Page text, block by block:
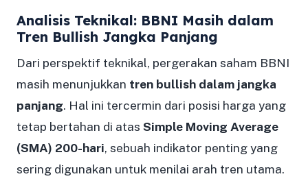
Analisis Teknikal: BBNI Masih dalam
Tren Bullish Jangka Panjang
Dari perspektif teknikal, pergerakan saham BBNI
masih menunjukkan tren bullish dalam jangka
panjang. Hal ini tercermin dari posisi harga yang
tetap bertahan di atas Simple Moving Average
(SMA) 200-hari, sebuah indikator penting yang
sering digunakan untuk menilai arah tren utama.